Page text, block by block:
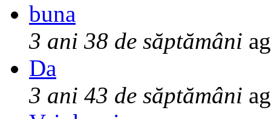
buna
3 ani 38 de săptămâni
Da
3 ani 43 de săptămâni